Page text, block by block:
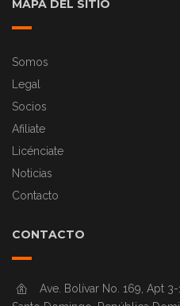
MAPA DEL SITIO
Somos
Legal
Socios
Afiliate
Licénciate
Noticias
Contacto
CONTACTO
Ave. Bolívar No. 169, Apt